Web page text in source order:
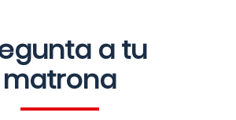
a tu
matrona